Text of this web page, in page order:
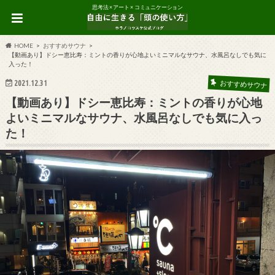
思考法 × アート × コミュニケーション
HOME
おすすめサウナ
【動画あり】ドシー恵比寿：ミントの香りが心地よいミニマルなサウナ、水風呂なしでも気に
入った！
2021.12.31 おすすめサウナ
【動画あり】ドシー恵比寿：ミントの香りが心地
よいミニマルなサウナ、水風呂なしでも気に入っ
た！